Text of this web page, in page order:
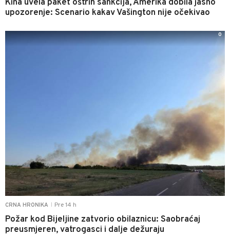
Kina uvela paket oštrih sankcija, Amerika dobila jasno
upozorenje: Scenario kakav Vašington nije očekivao
CRNA HRONIKA Pre 14 h
Požar kod Bijeljine zatvorio obilaznicu: Saobraćaj
preusmjeren, vatrogasci i dalje dežuraju
0